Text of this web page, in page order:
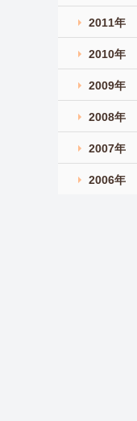
2011年
2010年
2009年
2008年
2007年
2006年